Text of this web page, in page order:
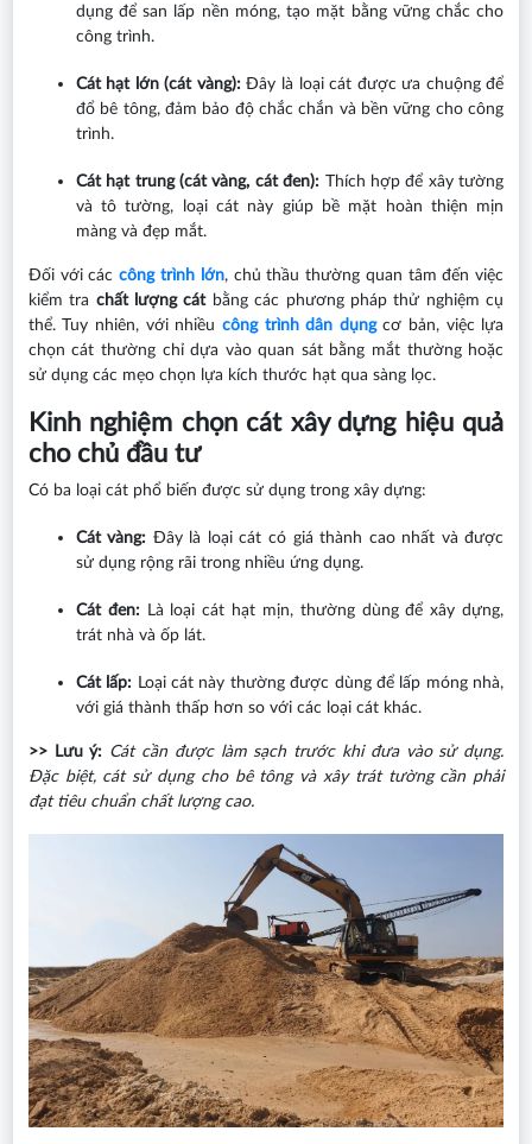
dụng để san lấp nền móng, tạo mặt bằng vững chắc cho
công trình.
Cát hạt lớn (cát vàng):Đây là loại cát được ưa chuộng để
đổ bê tông, đảm bảo độ chắc chắn và bền vững cho công
trình.
Cát hạt trung (cát vàng, cát đen): Thích hợp để xây tường
và tô tường, loại cát này giúp bề mặt hoàn thiện mịn
màng và đẹp mắt.
Đối với cáccông trình lớn, chủ thầu thường quan tâm đến việc
kiểm tra chất lượng cát bằng các phương pháp thử nghiệm cụ
thể. Tuy nhiên, với nhiều công trình dân dụngcơ bản, việc lựa
chọn cát thường chỉ dựa vào quan sát bằng mắt thường hoặc
sử dụng các mẹo chọn lựa kích thước hạt qua sàng lọc.
Kinh nghiệm chọn cát xây dựng hiệu quả
cho chủ đầu tư
Có ba loại cát phổ biến được sử dụng trong xây dựng:
Cát vàng: Đây là loại cát có giá thành cao nhất và được
sử dụng rộng rãi trong nhiều ứng dụng.
Cát đen:Là loại cát hạt mịn, thường dùng để xây dựng,
trát nhà và ốp lát.
Cát lấp: Loại cát này thường được dùng để lấp móng nhà,
với giá thành thấp hơn so với các loại cát khác.
>> Lưu ý: Cát cần được làm sạch trước khi đưa vào sử dụng.
Đặc biệt, cát sử dụng cho bê tông và xây trát tường cần phải
đạt tiêu chuẩn chất lượng cao.